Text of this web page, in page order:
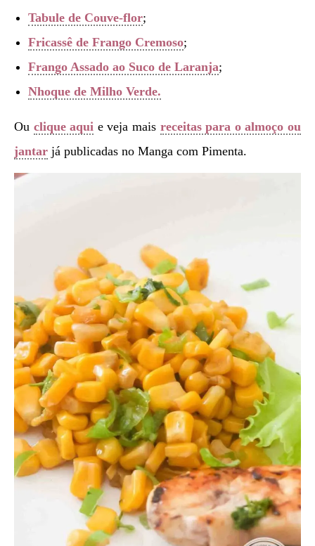
Tabule de Couve-flor;
Fricassê de Frango Cremoso;
Frango Assado ao Suco de Laranja;
Nhoque de Milho Verde.
Ou clique aqui e veja mais receitas para o almoço ou
jantar já publicadas no Manga com Pimenta.